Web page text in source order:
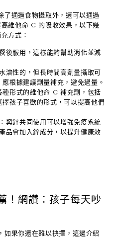
通過食物攝取外，還可以通過
維他命 C 的吸收效果，以下幾
方式：
後服用，這樣能夠幫助消化並減
溶性的，但長時間高劑量攝取可
根據建議劑量補充，避免過量。
種形式的維他命 C 補充劑，包括
孩子喜歡的形式，可以提高他們
與鋅共同使用可以增強免疫系統
品會加入鋅成分，以提升健康效
！網讚：孩子每天吵
果你還在難以抉擇，這邊介紹